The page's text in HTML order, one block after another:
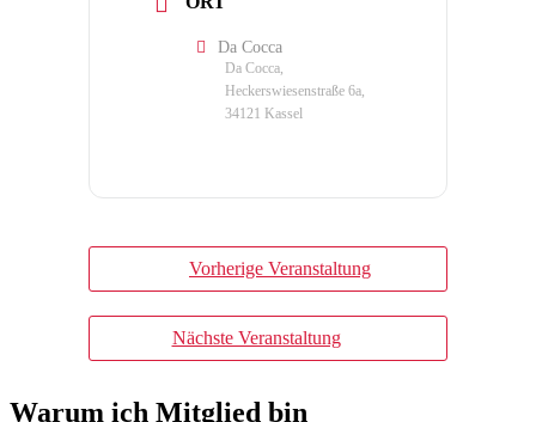
Da Cocca
Da Cocca,
Heckerswiesenstraße 6a,
34121 Kassel
Vorherige Veranstaltung
Nächste Veranstaltung
Warum ich Mitglied bin